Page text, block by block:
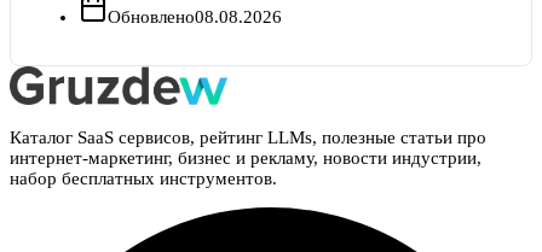
Обновлено08.08.2026
Каталог SaaS сервисов, рейтинг LLMs, полезные статьи про
интернет-маркетинг, бизнес и рекламу, новости индустрии,
набор бесплатных инструментов.